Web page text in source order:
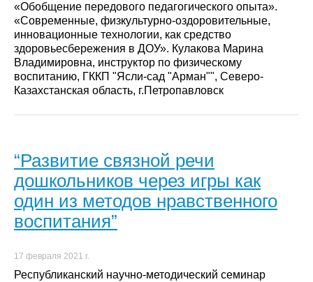
«Обобщение передового педагогического опыта».
«Современные, физкультурно-оздоровительные,
инновационные технологии, как средство
здоровьесбережения в ДОУ». Кулакова Марина
Владимировна, инструктор по физическому
воспитанию, ГККП "Ясли-сад "Арман"", Северо-
Казахстанская область, г.Петропавловск
“Развитие связной речи
дошкольников через игры как
один из методов нравственного
воспитания”
17 февраля 2021 г.
Республиканский научно-методический семинар